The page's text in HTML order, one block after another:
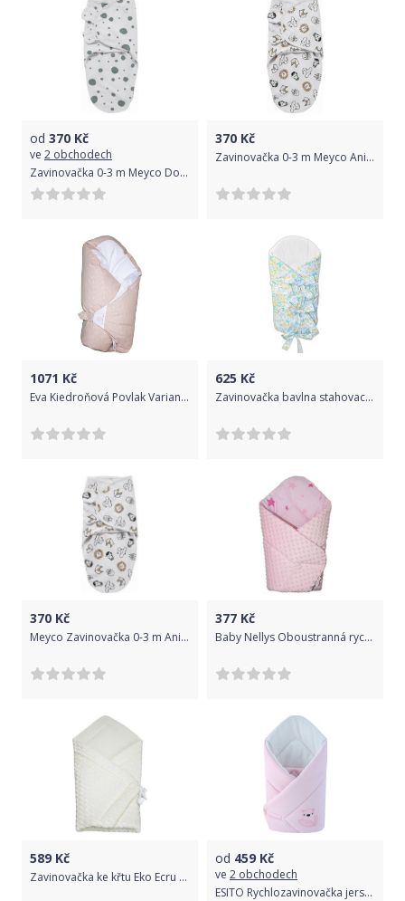
od 370 Kč
ve 2 obchodech
Zavinovačka 0-3 m Meyco Dots Stone Green 2020
370 Kč
Zavinovačka 0-3 m Meyco Animal 2020
1071 Kč
Eva Kiedroňová Povlak Varianta: šedý s puntíky na zavinovačku Dráček - šedá
625 Kč
Zavinovačka bavlna stahovací - MOTÝLCI žluto-modří s bílou - BabyNellys
370 Kč
Meyco Zavinovačka 0-3 m Animal
377 Kč
Baby Nellys Oboustranná rychlozavinovačka 75x75cm s minky Baby Stars - sv. růžová, K19
589 Kč
Zavinovačka ke křtu Eko Ecru 2021
od 459 Kč
ve 2 obchodech
ESITO Rychlozavinovačka jersey jednobarevná Brumla, Barva růžová, Velikost 85 x 85 cm